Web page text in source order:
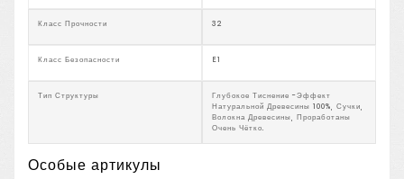
Класс Прочности 32
Класс Безопасности E1
Тип Структуры
Глубокое Тиснение -Эффект
Натуральной Древесины 100%, Сучки,
Волокна Древесины, Проработаны
Очень Чётко.
Особые артикулы